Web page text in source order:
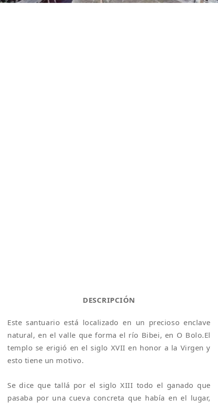
DESCRIPCIÓN
Este santuario está localizado en un precioso enclave
natural, en el valle que forma el río Bibei, en O Bolo.El
templo se erigió en el siglo XVII en honor a la Virgen y
esto tiene un motivo.
Se dice que tallá por el siglo XIII todo el ganado que
pasaba por una cueva concreta que había en el lugar,